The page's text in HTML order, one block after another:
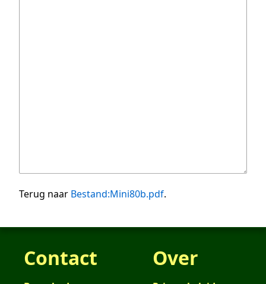
Terug naar Bestand:Mini80b.pdf.
Contact Over